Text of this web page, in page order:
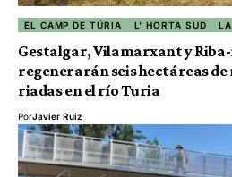
EL CAMP DE TÚRIA L' HORTA SUD
Gestalgar, Vilamarxant y
regenerarán seis hectáreas
riadas en el río Turia
PorJavier Ruiz